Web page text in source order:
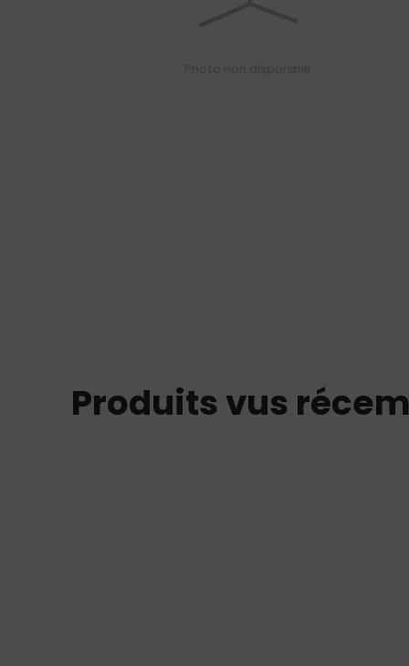
Produits vus